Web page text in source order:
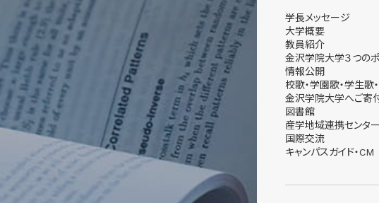
学長メッセージ
大学概要
教員紹介
金沢学院大学３つの
情報公開
校歌・学園歌・学生歌
金沢学院大学へご寄
図書館
産学地域連携センター
国際交流
キャンパスガイド・CM